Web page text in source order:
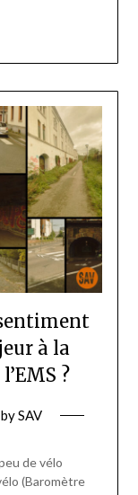
à la
?
bySAV
de vélo
(Baromètre